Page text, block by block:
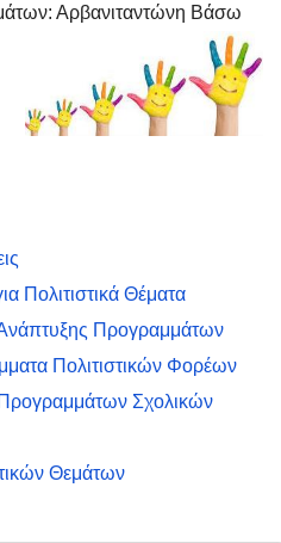
Αρβανιταντώνη Βάσω
Πολιτιστικά Θέματα
Ανάπτυξης Προγραμμάτων
Πολιτιστικών Φορέων
Σχολικών
Θεμάτων